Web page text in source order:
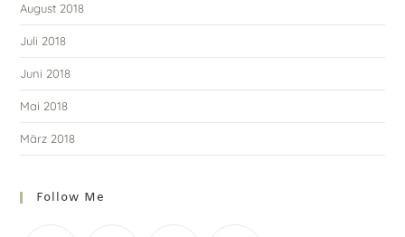
August 2018
Juli 2018
Juni 2018
Mai 2018
März 2018
Follow Me